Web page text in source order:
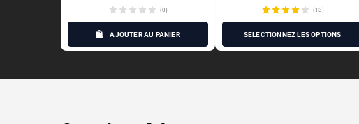
(0)
AJOUTER AU PANIER
(13)
SÉLECTIONNEZ LES OPTIONS